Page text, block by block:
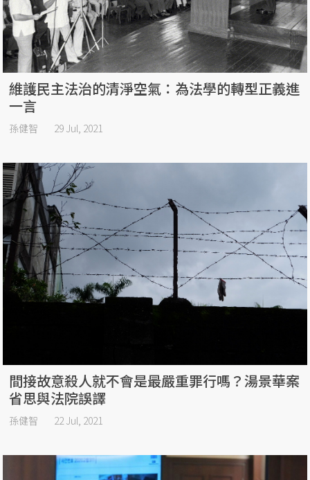
維護民主法治的清淨空氣：為法學的轉型正義進
一言
孫健智 29 Jul, 2021
間接故意殺人就不會是最嚴重罪行嗎？湯景華案
省思與法院誤譯
孫健智 22 Jul, 2021